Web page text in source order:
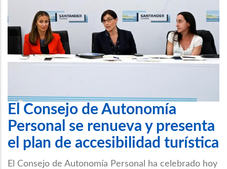
El Consejo de Autonomía
Personal se renueva y presenta
el plan de accesibilidad turística
El Consejo de Autonomía Personal ha celebrado hoy